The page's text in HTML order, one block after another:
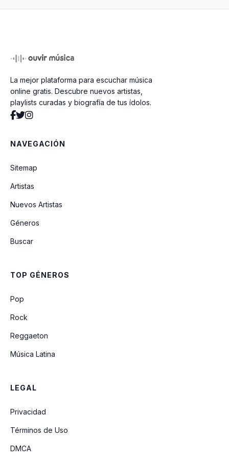
Mi Hermosa Esposa
Se Desbaratan Mis Sueños
La mejor plataforma para escuchar música
online gratis. Descubre nuevos artistas,
playlists curadas y biografía de tus ídolos.
NAVEGACIÓN
Sitemap
Artistas
Nuevos Artistas
Géneros
Buscar
TOP GÉNEROS
Pop
Rock
Reggaeton
Música Latina
LEGAL
Privacidad
Términos de Uso
DMCA